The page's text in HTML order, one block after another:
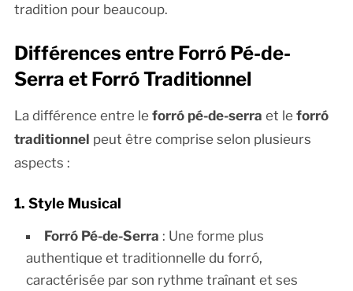
tradition pour beaucoup.
Différences entre Forró Pé-de-
Serra et Forró Traditionnel
La différence entre le forró pé-de-serra et le forró
traditionnel peut être comprise selon plusieurs
aspects :
1. Style Musical
Forró Pé-de-Serra : Une forme plus
authentique et traditionnelle du forró,
caractérisée par son rythme traînant et ses